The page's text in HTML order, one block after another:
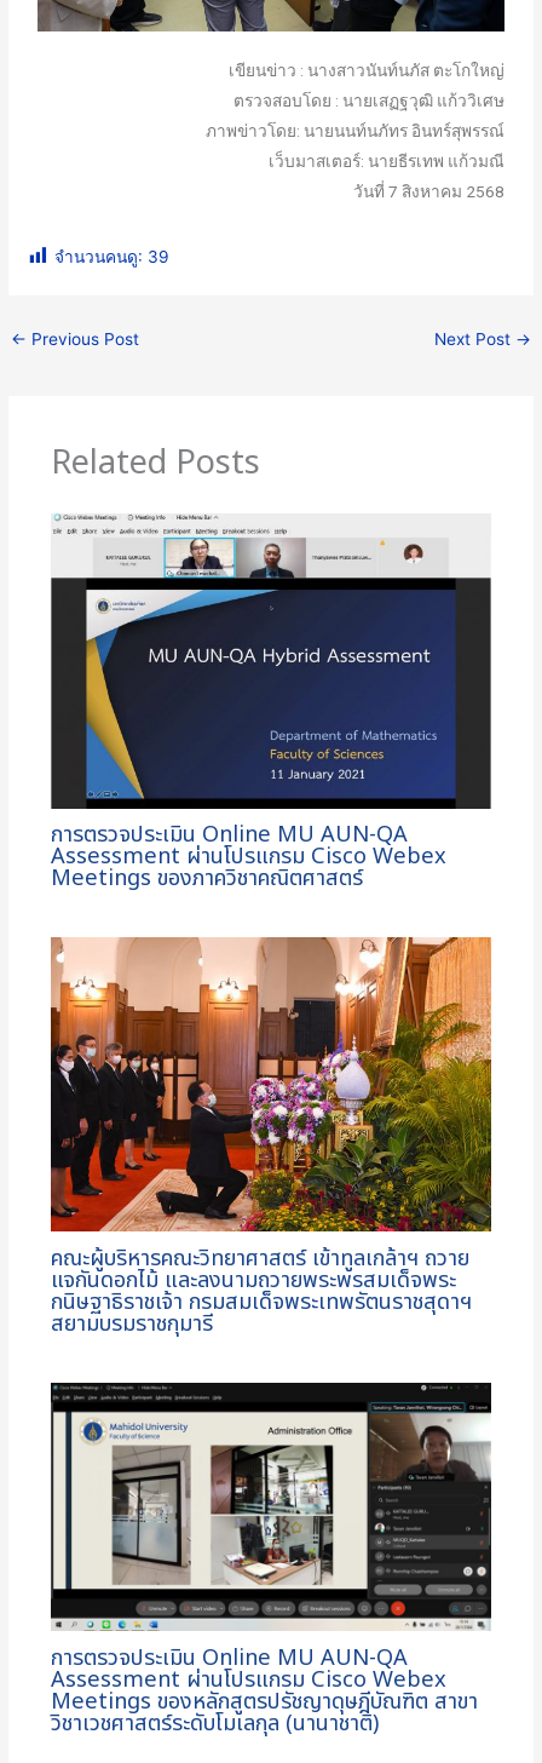
เขียนข่าว : นางสาวนันท์นภัส ตะโกใหญ่
ตรวจสอบโดย : นายเสฏฐวุฒิ แก้ววิเศษ
ภาพข่าวโดย: นายนนท์นภัทร อินทร์สุพรรณ์
เว็บมาสเตอร์: นายธีรเทพ แก้วมณี
วันที่ 7 สิงหาคม 2568
จำนวนคนดู: 39
← Previous Post Next Post →
Related Posts
การตรวจประเมิน Online MU AUN-QA
Assessment ผ่านโปรแกรม Cisco Webex
Meetings ของภาควิชาคณิตศาสตร์
คณะผู้บริหารคณะวิทยาศาสตร์ เข้าทูลเกล้าฯ ถวาย
แจกันดอกไม้ และลงนามถวายพระพรสมเด็จพระ
กนิษฐาธิราชเจ้า กรมสมเด็จพระเทพรัตนราชสุดาฯ
สยามบรมราชกุมารี
การตรวจประเมิน Online MU AUN-QA
Assessment ผ่านโปรแกรม Cisco Webex
Meetings ของหลักสูตรปรัชญาดุษฎีบัณฑิต สาขา
วิชาเวชศาสตร์ระดับโมเลกุล (นานาชาติ)